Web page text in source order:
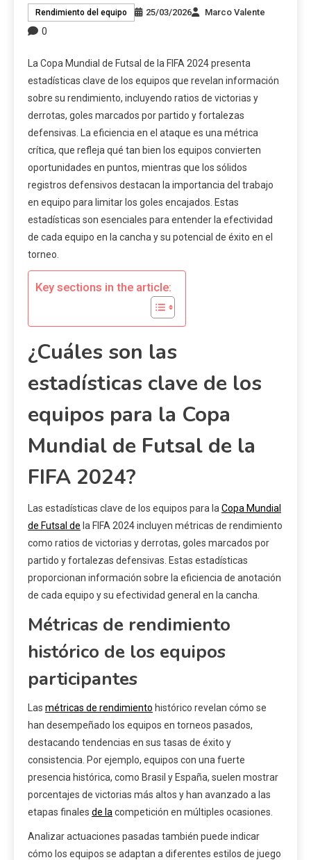
Rendimiento del equipo 25/03/2026 Marco Valente
0
La Copa Mundial de Futsal de la FIFA 2024 presenta
estadísticas clave de los equipos que revelan información
sobre su rendimiento, incluyendo ratios de victorias y
derrotas, goles marcados por partido y fortalezas
defensivas. La eficiencia en el ataque es una métrica
crítica, que refleja qué tan bien los equipos convierten
oportunidades en puntos, mientras que los sólidos
registros defensivos destacan la importancia del trabajo
en equipo para limitar los goles encajados. Estas
estadísticas son esenciales para entender la efectividad
de cada equipo en la cancha y su potencial de éxito en el
torneo.
Key sections in the article:
¿Cuáles son las
estadísticas clave de los
equipos para la Copa
Mundial de Futsal de la
FIFA 2024?
Las estadísticas clave de los equipos para la Copa Mundial
de Futsal de la FIFA 2024 incluyen métricas de rendimiento
como ratios de victorias y derrotas, goles marcados por
partido y fortalezas defensivas. Estas estadísticas
proporcionan información sobre la eficiencia de anotación
de cada equipo y su efectividad general en la cancha.
Métricas de rendimiento
histórico de los equipos
participantes
Las métricas de rendimiento histórico revelan cómo se
han desempeñado los equipos en torneos pasados,
destacando tendencias en sus tasas de éxito y
consistencia. Por ejemplo, equipos con una fuerte
presencia histórica, como Brasil y España, suelen mostrar
porcentajes de victorias más altos y han avanzado a las
etapas finales de la competición en múltiples ocasiones.
Analizar actuaciones pasadas también puede indicar
cómo los equipos se adaptan a diferentes estilos de juego